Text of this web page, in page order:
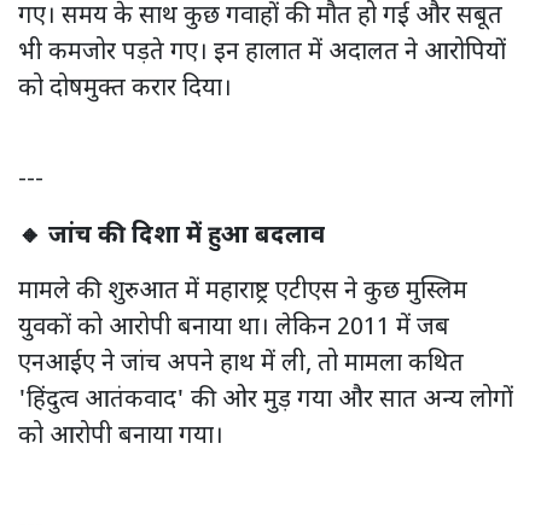
गए। समय के साथ कुछ गवाहों की मौत हो गई और सबूत
भी कमजोर पड़ते गए। इन हालात में अदालत ने आरोपियों
को दोषमुक्त करार दिया।
---
🔸 जांच की दिशा में हुआ बदलाव
मामले की शुरुआत में महाराष्ट्र एटीएस ने कुछ मुस्लिम
युवकों को आरोपी बनाया था। लेकिन 2011 में जब
एनआईए ने जांच अपने हाथ में ली, तो मामला कथित
'हिंदुत्व आतंकवाद' की ओर मुड़ गया और सात अन्य लोगों
को आरोपी बनाया गया।